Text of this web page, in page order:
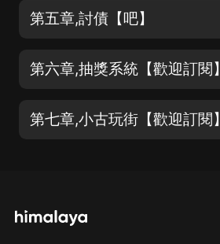
第五章,討債【吧】
第六章,抽獎系統【歡迎訂閱】
第七章,小古玩街【歡迎訂閱】